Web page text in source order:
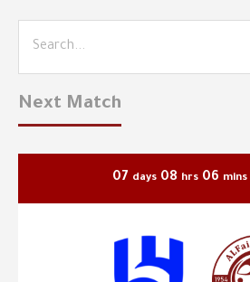
Next Match
07 days 08 hrs 06 mins